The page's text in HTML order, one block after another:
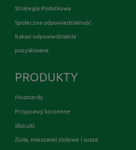
Strategia Podatkowa
Społeczna odpowiedzialność
Kakao odpowiedzialnie
pozyskiwane
PRODUKTY
Musztardy
Przyprawy korzenne
Słoiczki
Zioła, mieszanki ziołowe i susze